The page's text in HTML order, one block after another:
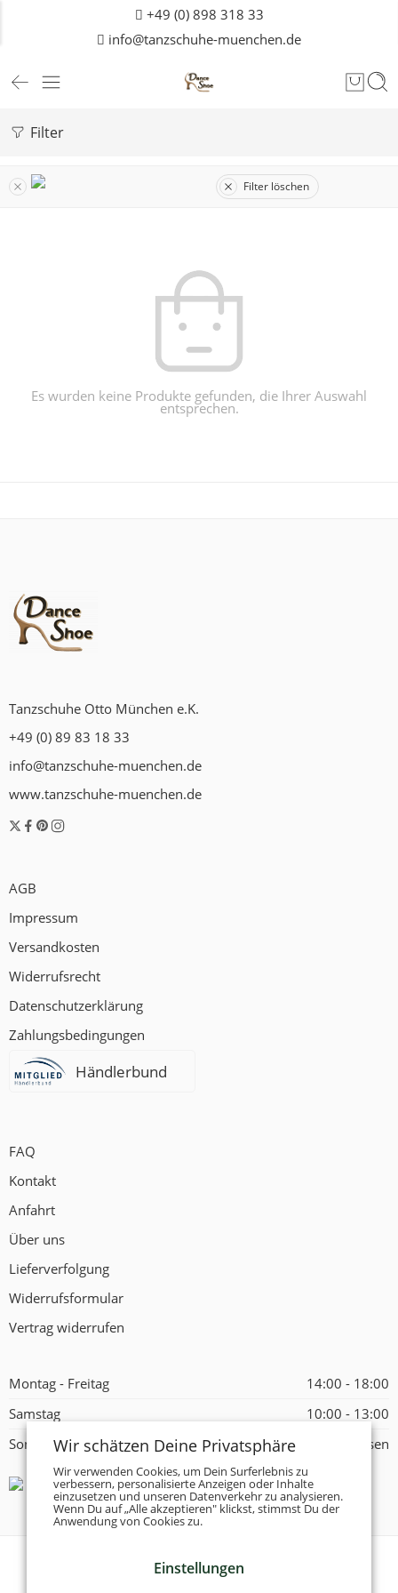
+49 (0) 898 318 33
info@tanzschuhe-muenchen.de
Filter
Filter löschen
Es wurden keine Produkte gefunden, die Ihrer Auswahl
entsprechen.
Tanzschuhe Otto München e.K.
+49 (0) 89 83 18 33
info@tanzschuhe-muenchen.de
www.tanzschuhe-muenchen.de
AGB
Impressum
Versandkosten
Widerrufsrecht
Datenschutzerklärung
Zahlungsbedingungen
Händlerbund
FAQ
Kontakt
Anfahrt
Über uns
Lieferverfolgung
Widerrufsformular
Vertrag widerrufen
Montag - Freitag
14:00 - 18:00
Samstag
10:00 - 13:00
Sonntag
Geschlossen
Tanzschuhe Otto München e.K.
Wir schätzen Deine Privatsphäre
Wir verwenden Cookies, um Dein Surferlebnis zu
verbessern, personalisierte Anzeigen oder Inhalte
einzusetzen und unseren Datenverkehr zu analysieren.
Wenn Du auf „Alle akzeptieren" klickst, stimmst Du der
Anwendung von Cookies zu.
Einstellungen